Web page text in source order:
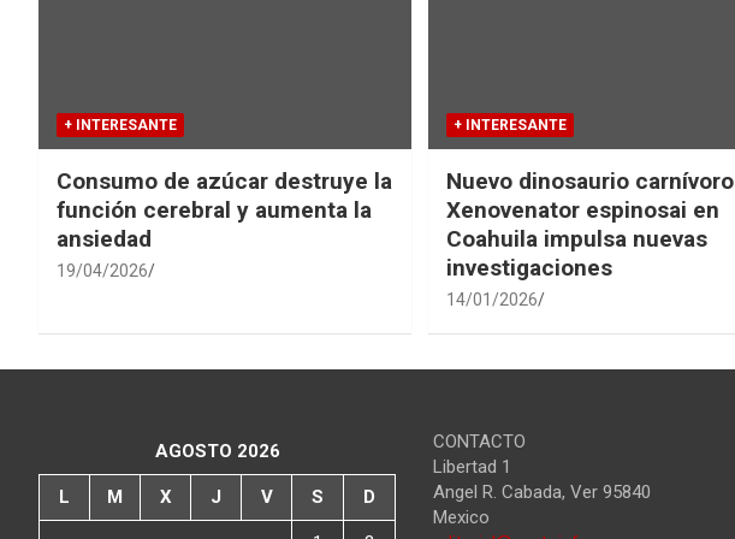
+ INTERESANTE
Consumo de azúcar destruye la
función cerebral y aumenta la
ansiedad
19/04/2026
+ INTERESANTE
Nuevo dinosaurio carnívoro
Xenovenator espinosai en
Coahuila impulsa nuevas
investigaciones
14/01/2026
AGOSTO 2026
L M X J V S D
CONTACTO
Libertad 1
Angel R. Cabada, Ver 95840
Mexico